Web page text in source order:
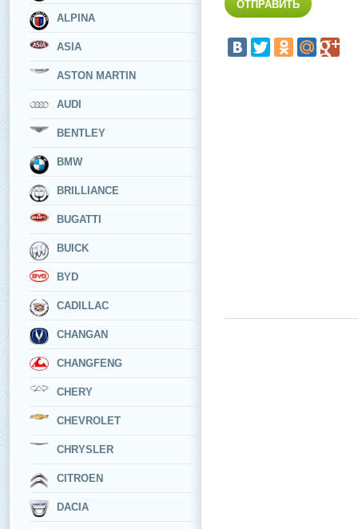
ALPINA
ASIA
ASTON MARTIN
AUDI
BENTLEY
BMW
BRILLIANCE
BUGATTI
BUICK
BYD
CADILLAC
CHANGAN
CHANGFENG
CHERY
CHEVROLET
CHRYSLER
CITROEN
DACIA